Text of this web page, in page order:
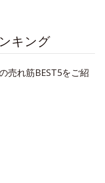
キング
売れ筋BEST5をご紹